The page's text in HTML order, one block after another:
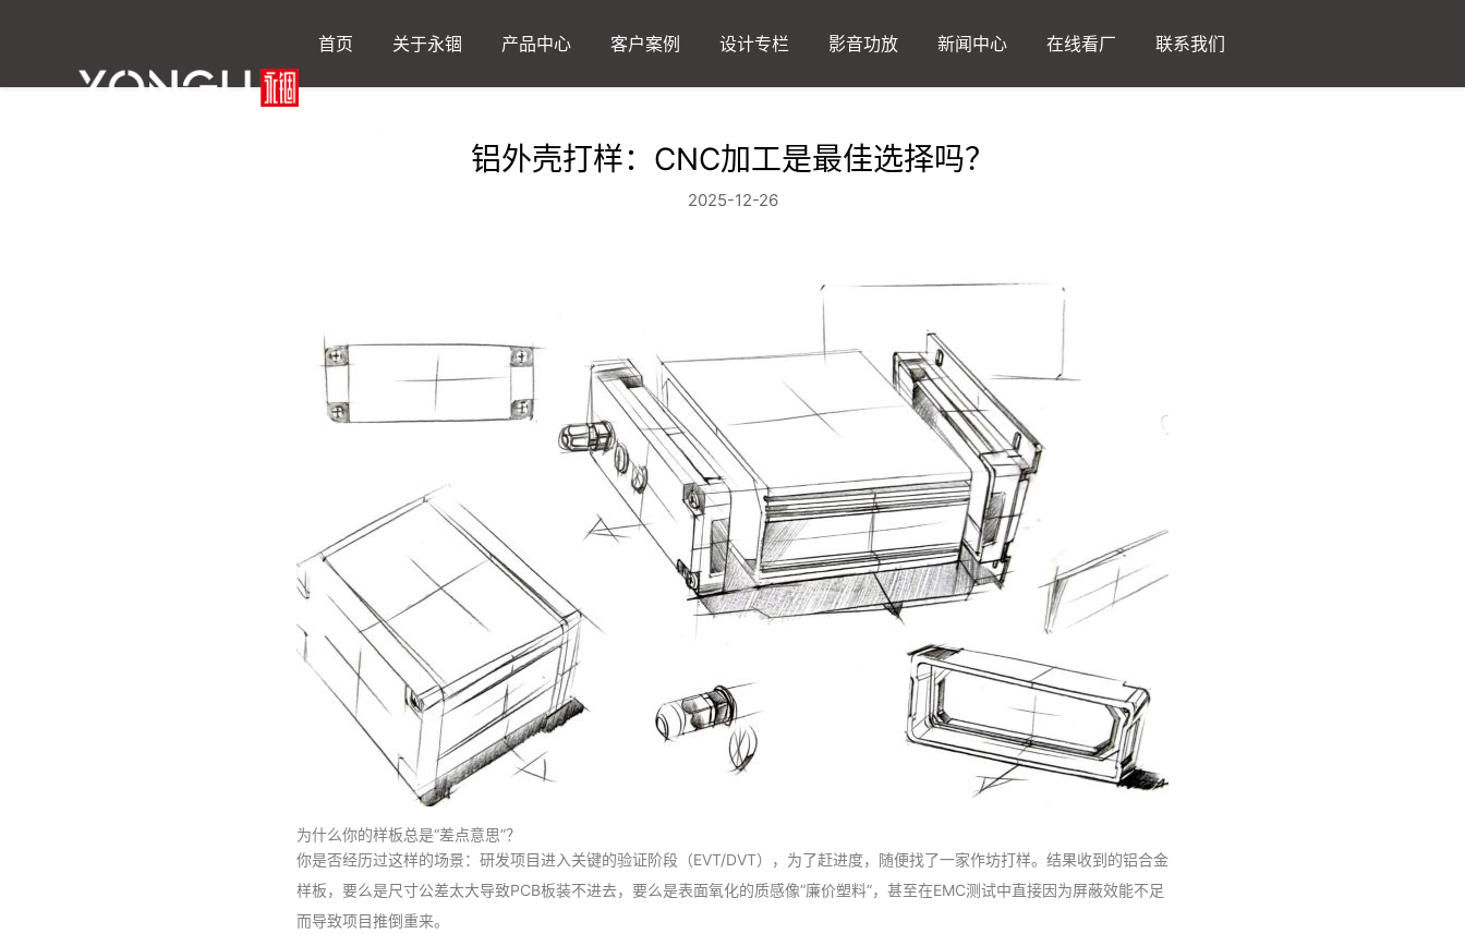
首页 关于永锢 产品中心 客户案例 设计专栏 影音功放 新闻中心 在线看厂 联系我们
铝外壳打样：CNC加工是最佳选择吗？
2025-12-26
为什么你的样板总是“差点意思”？
你是否经历过这样的场景：研发项目进入关键的验证阶段（EVT/DVT），为了赶进度，随便找了一家作坊打样。结果收到的铝合金
样板，要么是尺寸公差太大导致PCB板装不进去，要么是表面氧化的质感像“廉价塑料”，甚至在EMC测试中直接因为屏蔽效能不足
而导致项目推倒重来。